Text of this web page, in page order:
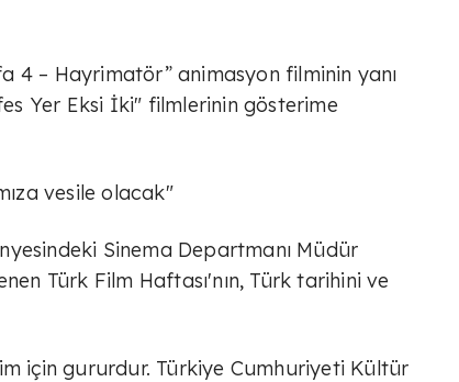
4 – Hayrimatör” animasyon filminin yanı
Yer Eksi İki" filmlerinin gösterime
vesile olacak"
Sinema Departmanı Müdür
Türk Film Haftası'nın, Türk tarihini ve
için gururdur. Türkiye Cumhuriyeti Kültür